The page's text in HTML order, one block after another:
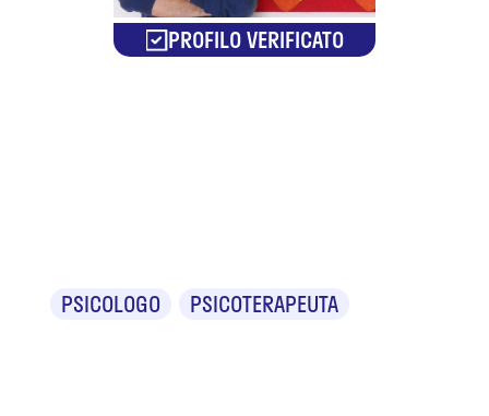
PROFILO VERIFICATO
PSICOLOGO PSICOTERAPEUTA